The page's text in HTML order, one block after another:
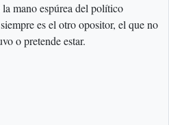
mano espúrea del político
es el otro opositor, el que no
o pretende estar.